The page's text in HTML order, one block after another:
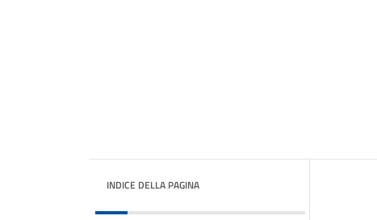
INDICE DELLA PAGINA